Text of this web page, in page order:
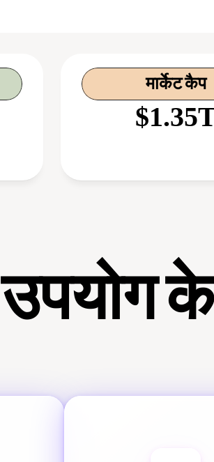
मार्केट कैप
उपयोग